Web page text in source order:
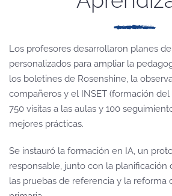
Los profesores desarrollaron planes
personalizados para ampliar la
los boletines de Rosenshine, la
compañeros y el INSET (formación del
750 visitas a las aulas y 100
mejores prácticas.
Se instauró la formación en IA, un
responsable, junto con la planificación
las pruebas de referencia y la reforma